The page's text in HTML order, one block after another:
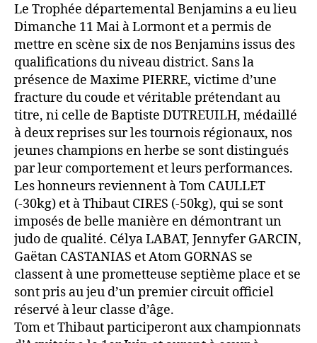
Le Trophée départemental Benjamins a eu lieu
Dimanche 11 Mai à Lormont et a permis de
mettre en scène six de nos Benjamins issus des
qualifications du niveau district. Sans la
présence de Maxime PIERRE, victime d’une
fracture du coude et véritable prétendant au
titre, ni celle de Baptiste DUTREUILH, médaillé
à deux reprises sur les tournois régionaux, nos
jeunes champions en herbe se sont distingués
par leur comportement et leurs performances.
Les honneurs reviennent à Tom CAULLET
(-30kg) et à Thibaut CIRES (-50kg), qui se sont
imposés de belle manière en démontrant un
judo de qualité. Célya LABAT, Jennyfer GARCIN,
Gaëtan CASTANIAS et Atom GORNAS se
classent à une prometteuse septième place et se
sont pris au jeu d’un premier circuit officiel
réservé à leur classe d’âge.
Tom et Thibaut participeront aux championnats